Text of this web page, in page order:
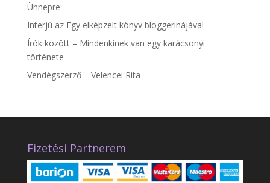
Ünnepre
Interjú az Egy elképzelt könyv bloggerinájával
Írók között – Mindenkinek van egy karácsonyi
története
Vendégszerző – Velencei Rita
Fizetési Partnerem